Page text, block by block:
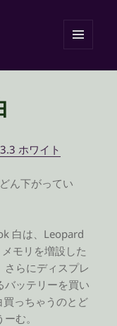
ーとウ
ホワイト
ん下がってい
白は、Leopard
モリを増設した
さらにディスプレ
バッテリーを買い
っちゃうのとど
む。